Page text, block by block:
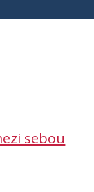
sebou